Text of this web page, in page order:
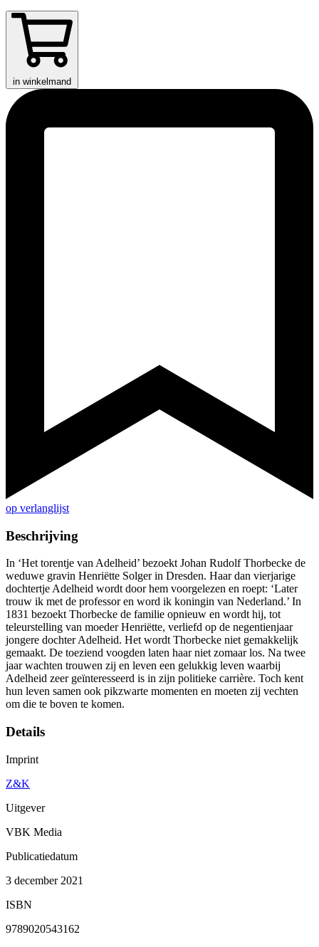
in winkelmand
op verlanglijst
Beschrijving
In ‘Het torentje van Adelheid’ bezoekt Johan Rudolf Thorbecke de
weduwe gravin Henriëtte Solger in Dresden. Haar dan vierjarige
dochtertje Adelheid wordt door hem voorgelezen en roept: ‘Later
trouw ik met de professor en word ik koningin van Nederland.’ In
1831 bezoekt Thorbecke de familie opnieuw en wordt hij, tot
teleurstelling van moeder Henriëtte, verliefd op de negentienjaar
jongere dochter Adelheid. Het wordt Thorbecke niet gemakkelijk
gemaakt. De toeziend voogden laten haar niet zomaar los. Na twee
jaar wachten trouwen zij en leven een gelukkig leven waarbij
Adelheid zeer geïnteresseerd is in zijn politieke carrière. Toch kent
hun leven samen ook pikzwarte momenten en moeten zij vechten
om die te boven te komen.
Details
Imprint
Z&K
Uitgever
VBK Media
Publicatiedatum
3 december 2021
ISBN
9789020543162